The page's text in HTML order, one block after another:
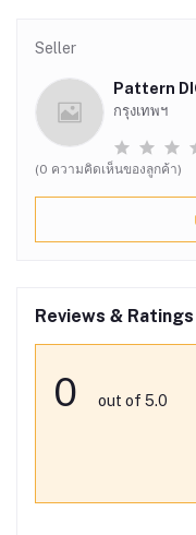
Seller
Pattern
กรุงเทพฯ
(0 ความคิดเห็นของลูกค้า)
Reviews & Ratings
0 out of 5.0